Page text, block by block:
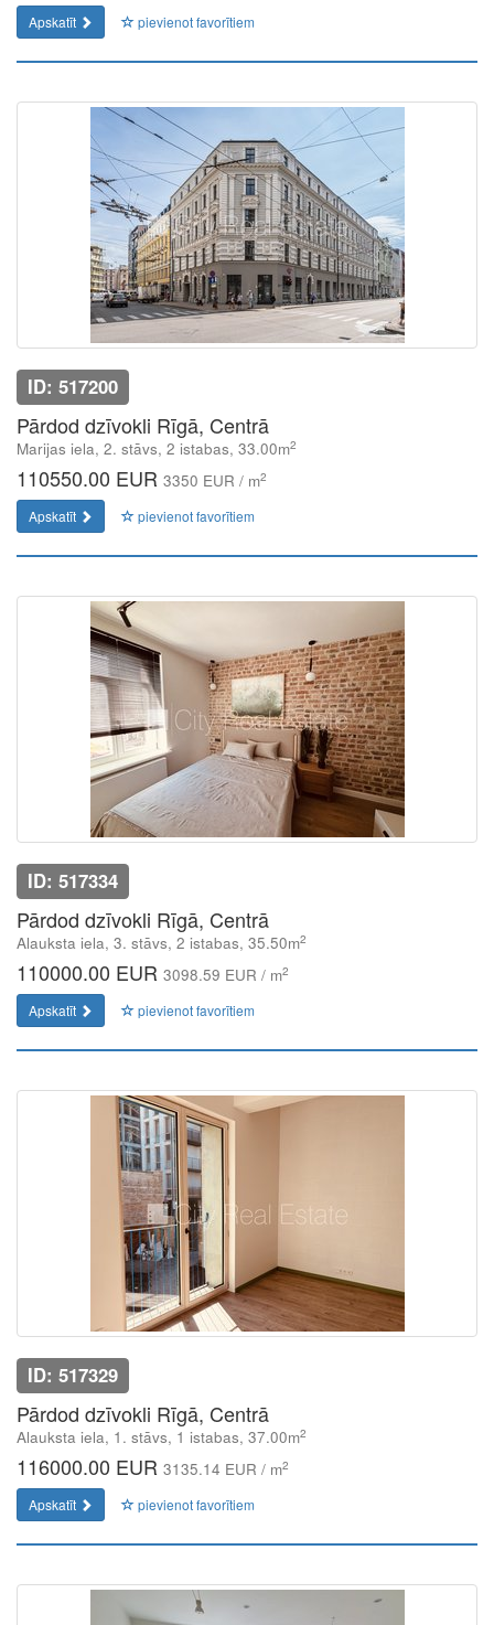
Apskatīt pievienot favorītiem
ID: 517200
Pārdod dzīvokli Rīgā, Centrā
Marijas iela, 2. stāvs, 2 istabas, 33.00m2
110550.00 EUR 3350 EUR / m2
Apskatīt pievienot favorītiem
ID: 517334
Pārdod dzīvokli Rīgā, Centrā
Alauksta iela, 3. stāvs, 2 istabas, 35.50m2
110000.00 EUR 3098.59 EUR / m2
Apskatīt pievienot favorītiem
ID: 517329
Pārdod dzīvokli Rīgā, Centrā
Alauksta iela, 1. stāvs, 1 istabas, 37.00m2
116000.00 EUR 3135.14 EUR / m2
Apskatīt pievienot favorītiem